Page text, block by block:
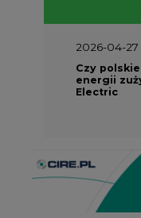
2026-04-27
Czy
energii
Electric